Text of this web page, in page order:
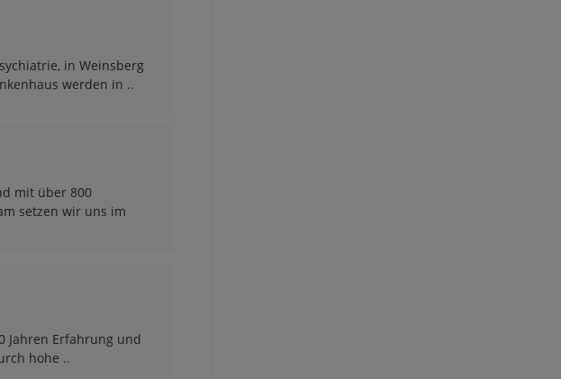
in Weinsberg
werden in ..
mit über 800
setzen wir uns im
Jahren Erfahrung und
hohe ..